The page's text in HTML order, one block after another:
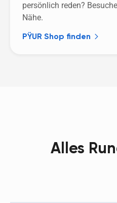
persönlich reden?
Nähe.
PŸUR Shop finden
Alles